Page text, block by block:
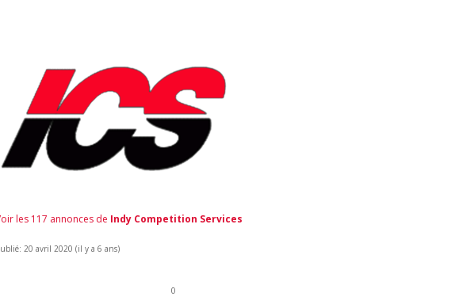
les 117 annonces de Indy Competition Services
20 avril 2020 (il y a 6 ans)
0